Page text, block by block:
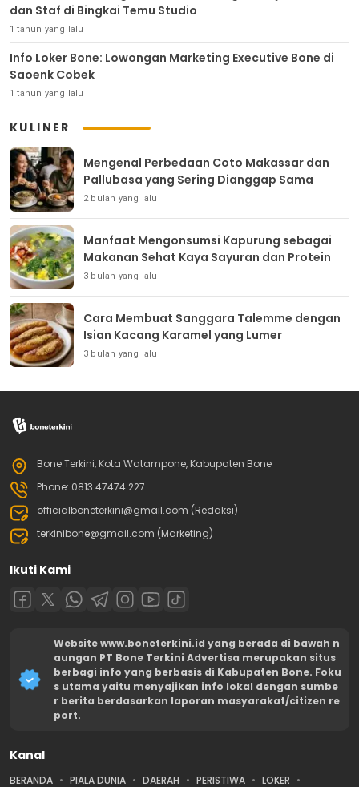
dan Staf di Bingkai Temu Studio
1 tahun yang lalu
Info Loker Bone: Lowongan Marketing Executive Bone di
Saoenk Cobek
1 tahun yang lalu
KULINER
Mengenal Perbedaan Coto Makassar dan
Pallubasa yang Sering Dianggap Sama
2 bulan yang lalu
Manfaat Mengonsumsi Kapurung sebagai
Makanan Sehat Kaya Sayuran dan Protein
3 bulan yang lalu
Cara Membuat Sanggara Talemme dengan
Isian Kacang Karamel yang Lumer
3 bulan yang lalu
Bone Terkini, Kota Watampone, Kabupaten Bone
Phone: 0813 47474 227
officialboneterkini@gmail.com (Redaksi)
terkinibone@gmail.com (Marketing)
Ikuti Kami
Website www.boneterkini.id yang berada di bawah n
aungan PT Bone Terkini Advertisa merupakan situs
berbagi info yang berbasis di Kabupaten Bone. Foku
s utama yaitu menyajikan info lokal dengan sumbe
r berita berdasarkan laporan masyarakat/citizen re
port.
Kanal
BERANDA PIALA DUNIA DAERAH PERISTIWA LOKER